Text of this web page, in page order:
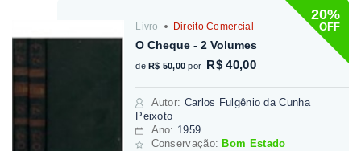
20%
OFF
Livro Direito Comercial
O Cheque - 2 Volumes
de R$ 50,00 por R$ 40,00
Autor: Carlos Fulgênio da Cunha
Peixoto
Ano: 1959
Conservação: Bom Estado